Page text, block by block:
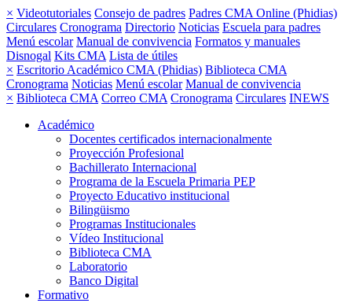
× Videotutoriales Consejo de padres Padres CMA Online (Phidias)
Circulares Cronograma Directorio Noticias Escuela para padres
Menú escolar Manual de convivencia Formatos y manuales
Disnogal Kits CMA Lista de útiles
× Escritorio Académico CMA (Phidias) Biblioteca CMA
Cronograma Noticias Menú escolar Manual de convivencia
× Biblioteca CMA Correo CMA Cronograma Circulares INEWS
Académico
Docentes certificados internacionalmente
Proyección Profesional
Bachillerato Internacional
Programa de la Escuela Primaria PEP
Proyecto Educativo institucional
Bilingüismo
Programas Institucionales
Vídeo Institucional
Biblioteca CMA
Laboratorio
Banco Digital
Formativo